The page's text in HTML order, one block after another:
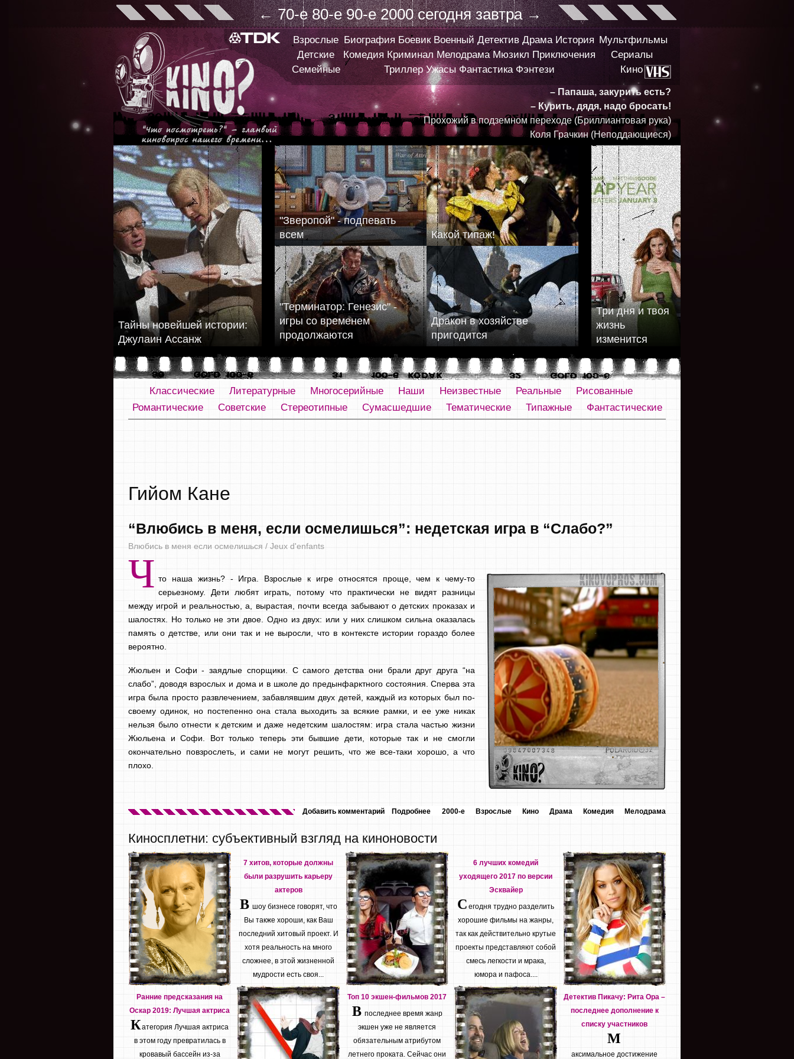
← 70-е 80-е 90-е 2000 сегодня завтра →
Взрослые
Детские
Семейные
Биография Боевик Военный Детектив Драма История
Комедия Криминал Мелодрама Мюзикл Приключения
Триллер Ужасы Фантастика Фэнтези
Мультфильмы
Сериалы
Кино
– Папаша, закурить есть?
– Курить, дядя, надо бросать!
Прохожий в подземном переходе (Бриллиантовая рука)
Коля Грачкин (Неподдающиеся)
Тайны новейшей истории:
Джулаин Ассанж
"Зверопой" - подпевать
всем
Какой типаж!
"Терминатор: Генезис" -
игры со временем
продолжаются
Дракон в хозяйстве
пригодится
Три дня и твоя
жизнь
изменится
Классические Литературные Многосерийные Наши Неизвестные Реальные
Рисованные
Романтические
Советские Стереотипные Сумасшедшие Тематические Типажные Фантастические
Гийом Кане
“Влюбись в меня, если осмелишься”: недетская игра в “Слабо?”
Влюбись в меня если осмелишься / Jeux d'enfants
Ч то наша жизнь? - Игра. Взрослые к игре относятся проще, чем к чему-то
серьезному. Дети любят играть, потому что практически не видят разницы
между игрой и реальностью, а, вырастая, почти всегда забывают о детских проказах и
шалостях. Но только не эти двое. Одно из двух: или у них слишком сильна оказалась
память о детстве, или они так и не выросли, что в контексте истории гораздо более
вероятно.
Жюльен и Софи - заядлые спорщики. С самого детства они брали друг друга “на
слабо”, доводя взрослых и дома и в школе до предынфарктного состояния. Сперва эта
игра была просто развлечением, забавлявшим двух детей, каждый из которых был по-
своему одинок, но постепенно она стала выходить за всякие рамки, и ее уже никак
нельзя было отнести к детским и даже недетским шалостям: игра стала частью жизни
Жюльена и Софи. Вот только теперь эти бывшие дети, которые так и не смогли
окончательно повзрослеть, и сами не могут решить, что же все-таки хорошо, а что
плохо.
2000-е Взрослые Кино Драма Комедия Мелодрама
Добавить комментарий Подробнее
Киносплетни: субъективный взгляд на киноновости
Ранние предсказания на
Оскар 2019: Лучшая актриса
Категория Лучшая актриса
в этом году превратилась в
кровавый бассейн из-за
7 хитов, которые должны
были разрушить карьеру
актеров
В шоу бизнесе говорят, что
Вы также хороши, как Ваш
последний хитовый проект. И
хотя реальность на много
сложнее, в этой жизненной
мудрости есть своя...
Топ 10 экшен-фильмов 2017
В последнее время жанр
экшен уже не является
обязательным атрибутом
летнего проката. Сейчас они
6 лучших комедий
уходящего 2017 по версии
Эсквайер
С егодня трудно разделить
хорошие фильмы на жанры,
так как действительно крутые
проекты представляют собой
смесь легкости и мрака,
юмора и пафоса....
Детектив Пикачу: Рита Ора –
последнее дополнение к
списку участников
М
аксимальное достижение